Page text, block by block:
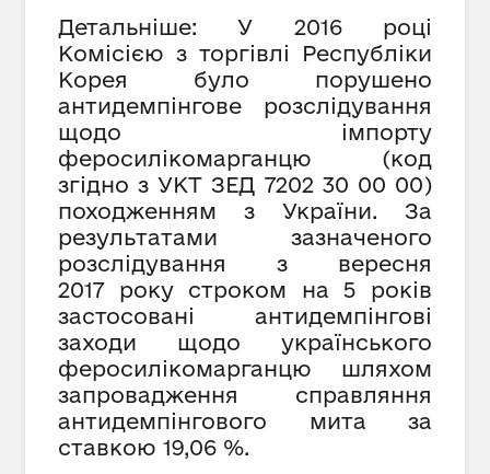
Детальніше: У 2016 році
Комісією з торгівлі Республіки
Корея було порушено
антидемпінгове розслідування
щодо імпорту
феросилікомарганцю (код
згідно з УКТ ЗЕД 7202 30 00 00)
походженням з України. За
результатами зазначеного
розслідування з вересня
2017 року строком на 5 років
застосовані антидемпінгові
заходи щодо українського
феросилікомарганцю шляхом
запровадження справляння
антидемпінгового мита за
ставкою 19,06 %.